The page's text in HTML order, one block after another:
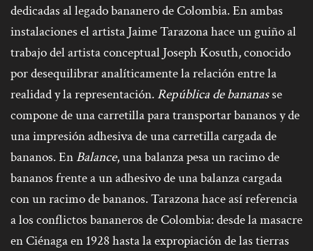
dedicadas al legado bananero de Colombia. En ambas
instalaciones el artista Jaime Tarazona hace un guiño al
trabajo del artista conceptual Joseph Kosuth, conocido
por desequilibrar analíticamente la relación entre la
realidad y la representación. República de bananasse
compone de una carretilla para transportar bananos y de
una impresión adhesiva de una carretilla cargada de
bananos. EnBalance, una balanza pesa un racimo de
bananos frente a un adhesivo de una balanza cargada
con un racimo de bananos. Tarazona hace así referencia
a los conflictos bananeros de Colombia: desde la masacre
en Ciénaga en 1928 hasta la expropiación de las tierras